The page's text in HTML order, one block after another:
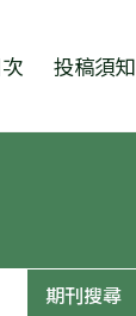
投稿須知